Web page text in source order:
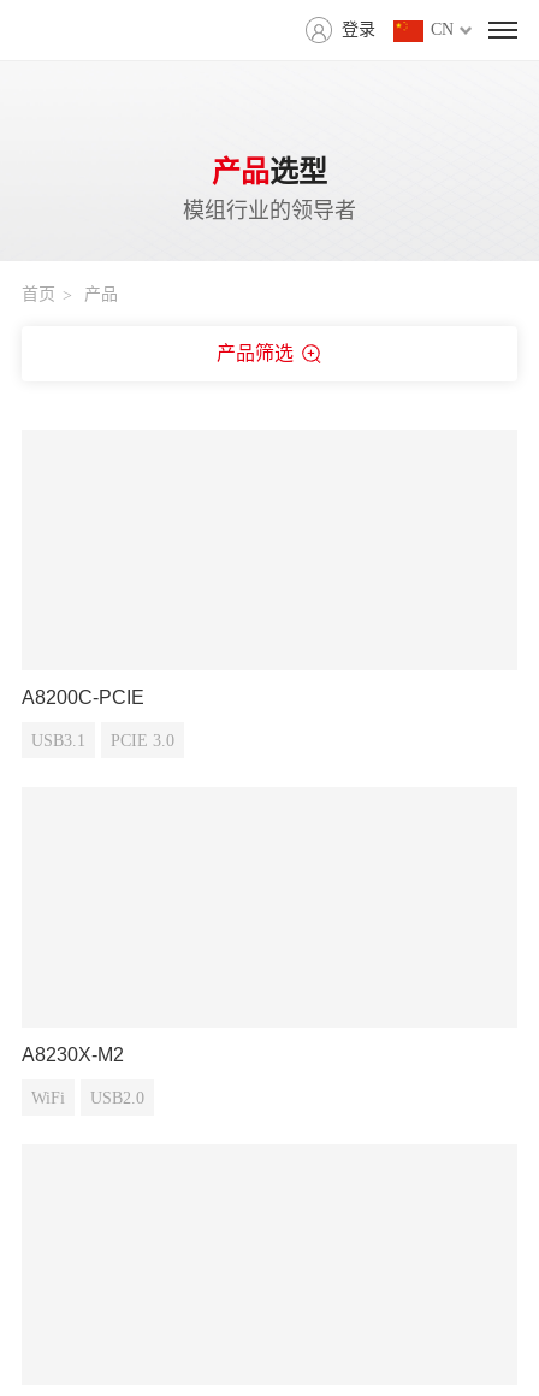
CN
登录
产品选型
模组行业的领导者
首页 产品
产品筛选
A8200C-PCIE
USB3.1 PCIE 3.0
A8230X-M2
WiFi USB2.0